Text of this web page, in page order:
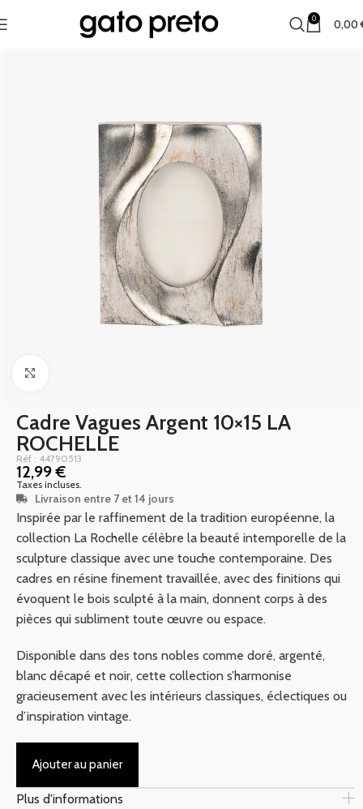
0 0,00
Cadre Vagues Argent 10×15 LA
ROCHELLE
Réf : 44790513
12,99€
Taxes incluses.
Livraison entre 7 et 14 jours
Inspirée par le raffinement de la tradition européenne, la
collection La Rochelle célèbre la beauté intemporelle de la
sculpture classique avec une touche contemporaine. Des
cadres en résine finement travaillée, avec des finitions qui
évoquent le bois sculpté à la main, donnent corps à des
pièces qui subliment toute œuvre ou espace.
Disponible dans des tons nobles comme doré, argenté,
blanc décapé et noir, cette collection s’harmonise
gracieusement avec les intérieurs classiques, éclectiques ou
d’inspiration vintage.
Ajouter au panier
Plus d'informations